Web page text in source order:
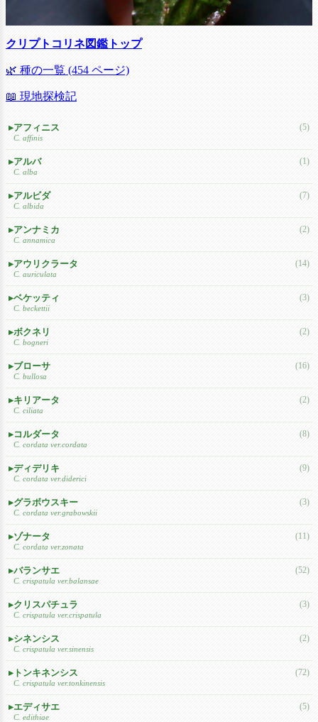
クリプトコリネ図鑑トップ
🌿 種の一覧 (454 ページ)
📖 現地探検記
アフィニス
C. affinis
(5)
アルバ
C. alba
(1)
アルビダ
C. albida
(7)
アンナミカ
C. annamica
(2)
アウリクラータ
C. auriculata
(14)
ベケッティ
C. beckettii
(3)
ボクネリ
C. bogneri
(2)
ブローサ
C. bullosa
(16)
キリアータ
C. ciliata
(2)
コルダータ
C. cordata ver.cordata
(8)
ディデリキ
C. cordata ver.diderici
(9)
グラボウスキー
C. cordata ver.grabowskii
(3)
ゾナータ
C. cordata ver.zonata
(11)
バランサエ
C. crispatula ver.balansae
(52)
クリスパチュラ
C. crispatula ver.crispatula
(3)
シネンシス
C. crispatula ver.sinensis
(2)
トンキネンシス
C. crispatula ver.tonkinensis
(72)
エディサエ
C. edithiae
(5)